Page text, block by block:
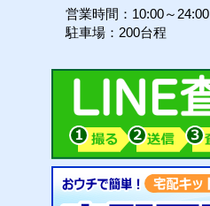
営業時間：10:00～24:00
駐車場：200台程